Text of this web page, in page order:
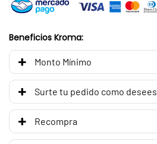
Beneficios Kroma:
Monto Mínimo
Surte tu pedido como desees
Recompra